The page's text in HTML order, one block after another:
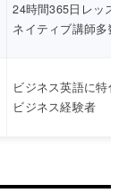
24時間365日レッス
ネイティブ講師多数
ビジネス英語に特化
ビジネス経験者